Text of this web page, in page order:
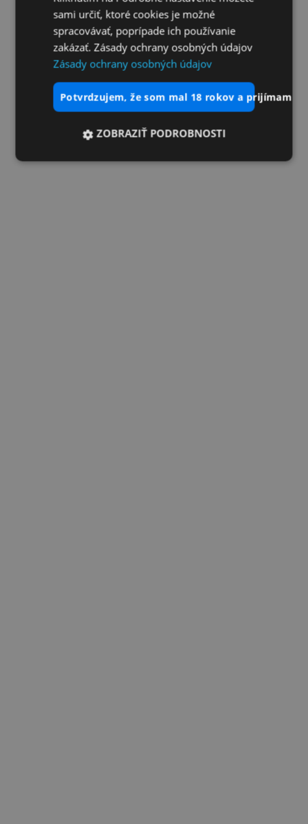
sami určiť, ktoré cookies je možné
spracovávať, poprípade ich používanie
zakázať. Zásady ochrany osobných údajov
Zásady ochrany osobných údajov
potvrdzujem, že som mal 18 rokov a prijímam
ZOBRAZIŤ PODROBNOSTI